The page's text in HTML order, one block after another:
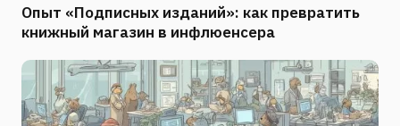
Опыт «Подписных изданий»: как превратить
книжный магазин в инфлюенсера